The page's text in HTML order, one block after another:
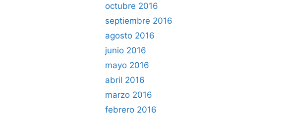
octubre 2016
septiembre 2016
agosto 2016
junio 2016
mayo 2016
abril 2016
marzo 2016
febrero 2016